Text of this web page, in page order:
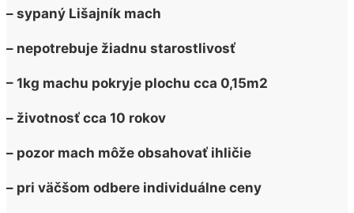
(Lime
Green)
– sypaný Lišajník mach
– nepotrebuje žiadnu starostlivosť
– 1kg machu pokryje plochu cca 0,15m2
– životnosť cca 10 rokov
– pozor mach môže obsahovať ihličie
– pri väčšom odbere individuálne ceny